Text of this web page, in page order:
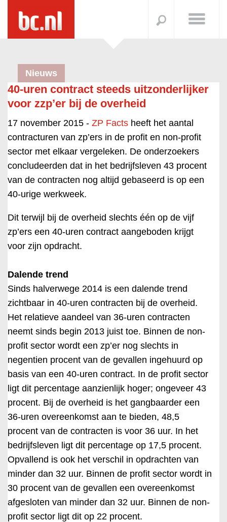
Nieuws
40-uren contract steeds uitzonderlijker
voor zzp’er bij de overheid
17 november 2015 - ZP Facts heeft het aantal
contracturen van zp’ers in de profit en non-profit
sector met elkaar vergeleken. De onderzoekers
concludeerden dat in het bedrijfsleven 43 procent
van de contracten nog altijd gebaseerd is op een
40-urige werkweek.
Dit terwijl bij de overheid slechts één op de vijf
zp’ers een 40-uren contract aangeboden krijgt
voor zijn opdracht.
Dalende trend
Sinds halverwege 2014 is een dalende trend
zichtbaar in 40-uren contracten bij de overheid.
Het relatieve aandeel van 36-uren contracten
neemt sinds begin 2013 juist toe. Binnen de non-
profit sector wordt een zp’er nog slechts in
negentien procent van de gevallen ingehuurd op
basis van een 40-uren contract. In de profit sector
ligt dit percentage aanzienlijk hoger; ongeveer 43
procent. Bij de overheid is het gangbaarder een
36-uren overeenkomst aan te bieden, 48,5
procent van de contracten is voor 36 uur. In het
bedrijfsleven ligt dit percentage op 17,5 procent.
Opvallend is ook het verschil in opdrachten van
minder dan 32 uur. Binnen de profit sector wordt in
30 procent van de gevallen een overeenkomst
afgesloten van minder dan 32 uur. Binnen de non-
profit sector ligt dit op 22 procent.